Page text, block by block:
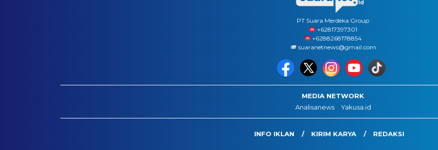
PT Suara Merdeka Group
‪+62817397301
+6288268178854
suaranetnews@gmail.com
MEDIA NETWORK
Analisanews
Yakusa.id
INFO IKLAN KIRIM KARYA REDAKSI